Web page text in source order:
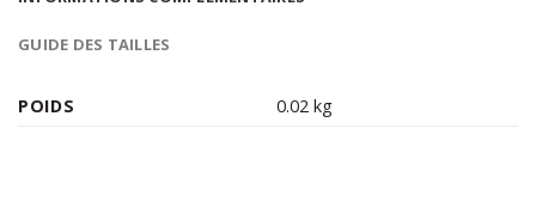
GUIDE DES TAILLES
POIDS 0.02 kg